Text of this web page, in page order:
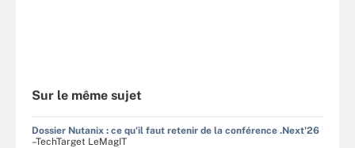
Sur le même sujet
Dossier Nutanix : ce qu'il faut retenir de la conférence .Next'26
–TechTarget LeMagIT